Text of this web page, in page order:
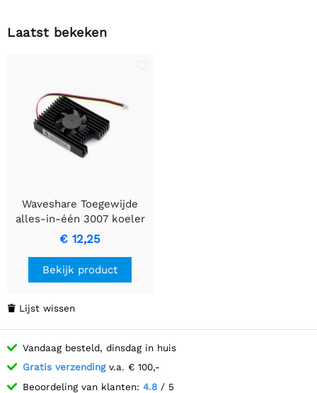
Laatst bekeken
Waveshare Toegewijde
alles-in-één 3007 koeler
voor Raspberry Pi
Compute Module 5, 5V
voeding, aanpasbare
snelheid, met
€ 12,25
Bekijk product
 Lijst wissen
Vandaag besteld, dinsdag in huis
Gratis verzendingv.a. € 100,-
Beoordeling van klanten: 4.8 / 5